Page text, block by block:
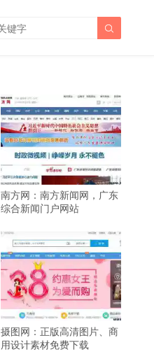

南方网：南方新闻网，广东
综合新闻门户网站
摄图网：正版高清图片、商
用设计素材免费下载